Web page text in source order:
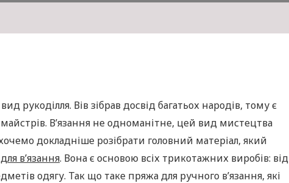
рукоділля. Вів зібрав досвід багатьох народів, тому є
В’язання не одноманітне, цей вид мистецтва
докладніше розібрати головний матеріал, який
в’язання. Вона є основою всіх трикотажних виробів: від
одягу. Так що таке пряжа для ручного в’язання, які